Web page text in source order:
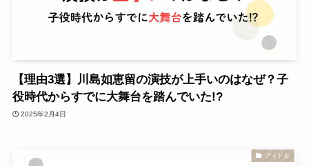
【理由3選】川島如恵留の演技が上手いのはなぜ？子
役時代からすでに大舞台を踏んでいた!?
2025年2月4日
アイドル